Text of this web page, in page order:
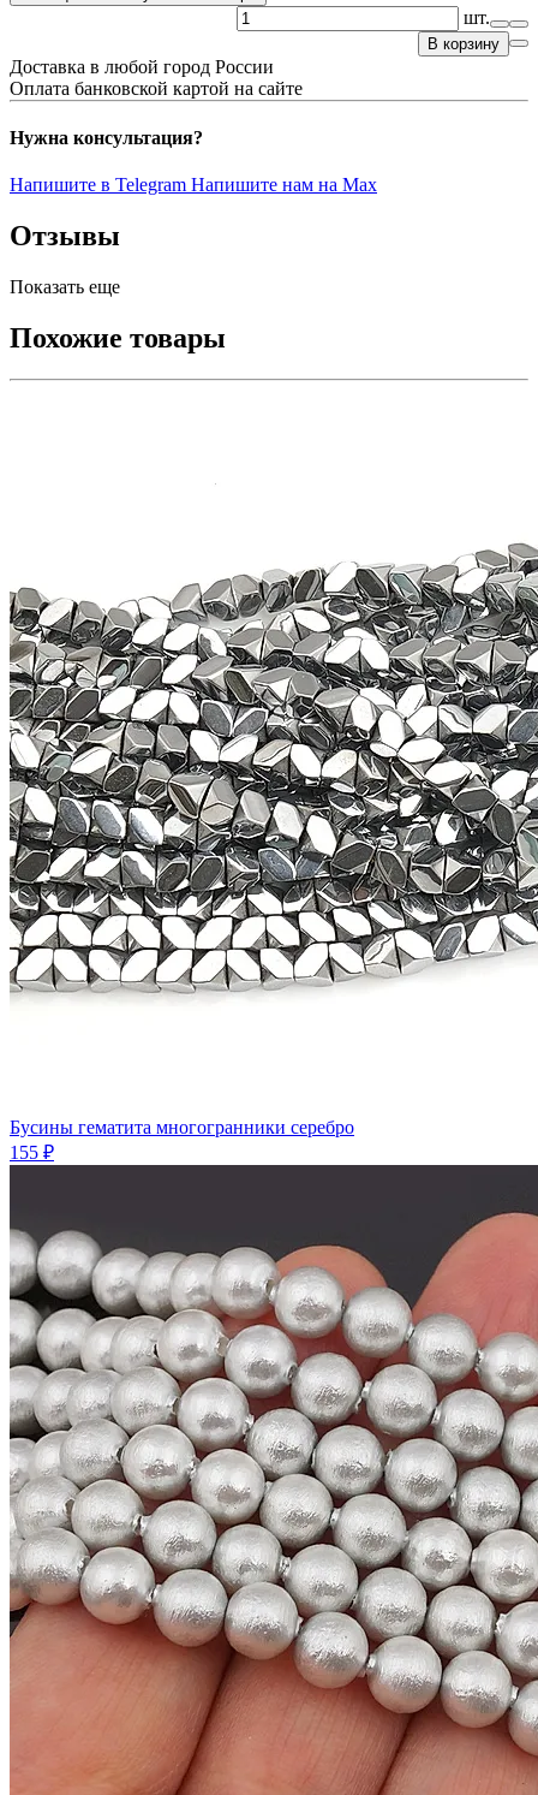
шт.
В корзину
Доставка в любой город России
Оплата банковской картой на сайте
Нужна консультация?
Напишите в Telegram Напишите нам на Max
Отзывы
Показать еще
Похожие товары
Бусины гематита многогранники серебро
155 ₽